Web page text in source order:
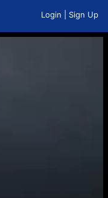
Login Sign Up